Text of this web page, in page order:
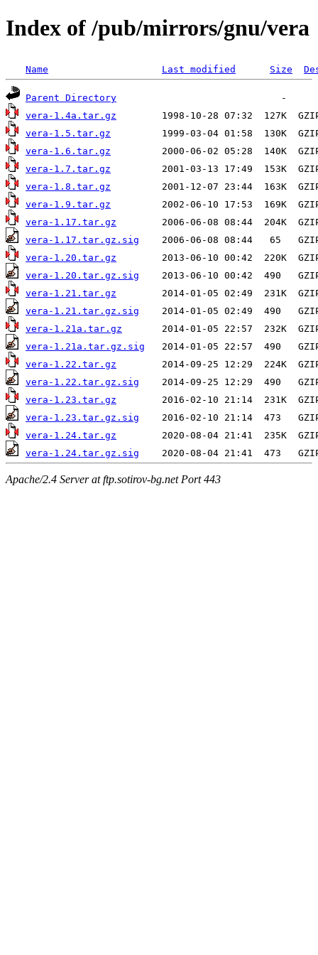
Index of /pub/mirrors/gnu/vera
Name Last modified Size
Parent Directory
vera-1.4a.tar.gz
vera-1.5.tar.gz
vera-1.6.tar.gz
vera-1.7.tar.gz
vera-1.8.tar.gz
vera-1.9.tar.gz
vera-1.17.tar.gz
vera-1.17.tar.gz.sig
vera-1.20.tar.gz
vera-1.20.tar.gz.sig
vera-1.21.tar.gz
vera-1.21.tar.gz.sig
vera-1.21a.tar.gz
vera-1.21a.tar.gz.sig
vera-1.22.tar.gz
vera-1.22.tar.gz.sig
vera-1.23.tar.gz
vera-1.23.tar.gz.sig
vera-1.24.tar.gz
vera-1.24.tar.gz.sig
Apache/2.4 Server at ftp.sotirov-bg.net Port 443